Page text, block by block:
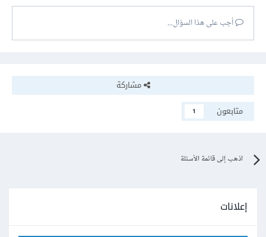
أجب على هذا السؤال...
مشاركة
متابعون
1
اذهب إلى قائمة الأسئلة
إعلانات